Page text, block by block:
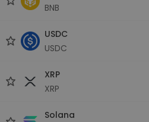
BNB
USDC
USDC
XRP
XRP
Solana